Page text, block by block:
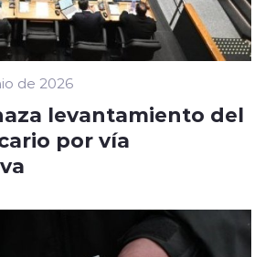
de 2026
levantamiento del
por vía